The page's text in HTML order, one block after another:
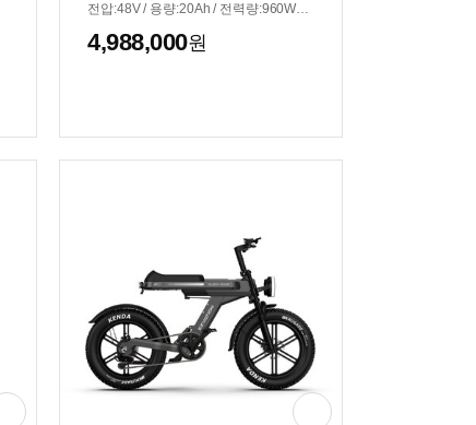
전압:48V / 용량:20Ah / 전력량:960Wh /
km/h / 서스펜션:전륜+후륜 / 색상: 블랙,
4,988,000원